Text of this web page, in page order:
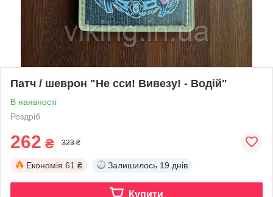
Патч / шеврон "Не сси! Вивезу! - Водій"
В наявності
Роздріб
262 ₴ 323 ₴
Економія 61 ₴ Залишилось 19 днів
Купити